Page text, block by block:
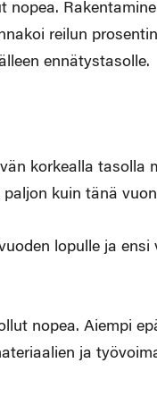
nopea.
reilun
ennätystasolle.
korkealla tasolla
kuin tänä
lopulle ja
nopea. Aiempi
ja